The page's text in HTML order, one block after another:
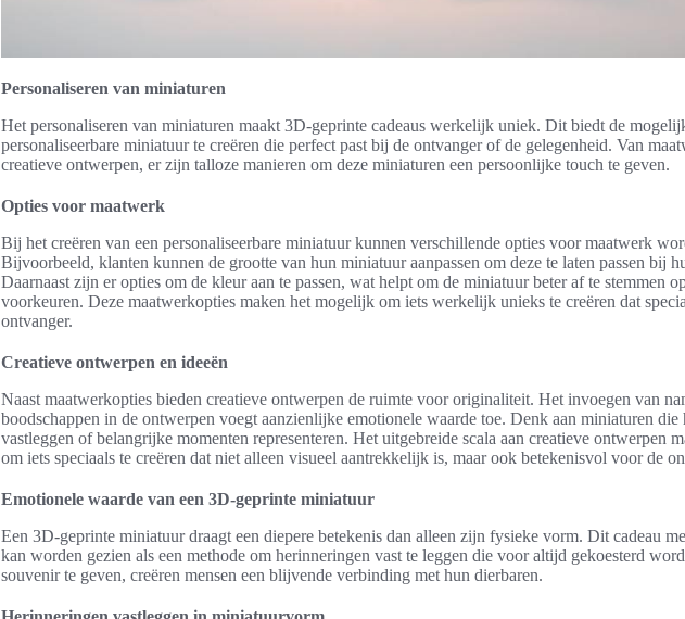
Personaliseren van miniaturen
Het personaliseren van miniaturen maakt 3D-geprinte cadeaus werkelijk uniek. Dit biedt de
personaliseerbare miniatuur te creëren die perfect past bij de ontvanger of de gelegenheid. Van
creatieve ontwerpen, er zijn talloze manieren om deze miniaturen een persoonlijke touch te geven.
Opties voor maatwerk
Bij het creëren van een personaliseerbare miniatuur kunnen verschillende opties voor maatwerk
Bijvoorbeeld, klanten kunnen de grootte van hun miniatuur aanpassen om deze te laten passen bij
Daarnaast zijn er opties om de kleur aan te passen, wat helpt om de miniatuur beter af te stemmen
voorkeuren. Deze maatwerkopties maken het mogelijk om iets werkelijk unieks te creëren dat
ontvanger.
Creatieve ontwerpen en ideeën
Naast maatwerkopties bieden creatieve ontwerpen de ruimte voor originaliteit. Het invoegen van
boodschappen in de ontwerpen voegt aanzienlijke emotionele waarde toe. Denk aan miniaturen die
vastleggen of belangrijke momenten representeren. Het uitgebreide scala aan creatieve ontwerpen
om iets speciaals te creëren dat niet alleen visueel aantrekkelijk is, maar ook betekenisvol voor de
Emotionele waarde van een 3D-geprinte miniatuur
Een 3D-geprinte miniatuur draagt een diepere betekenis dan alleen zijn fysieke vorm. Dit cadeau
kan worden gezien als een methode om herinneringen vast te leggen die voor altijd gekoesterd
souvenir te geven, creëren mensen een blijvende verbinding met hun dierbaren.